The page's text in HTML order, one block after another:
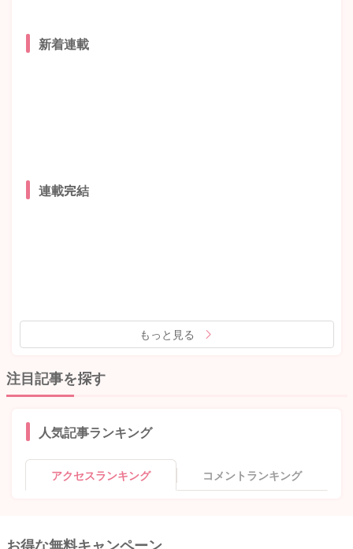
新着連載
連載完結
もっと見る
注目記事を探す
人気記事ランキング
アクセスランキング コメントランキング
お得な無料キャンペーン